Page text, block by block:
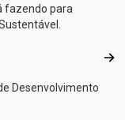
fazendo para
Desenvolvimento